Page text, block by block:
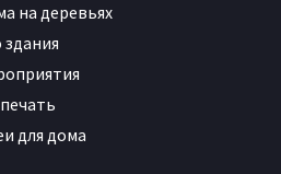
на деревьях
здания
для дома